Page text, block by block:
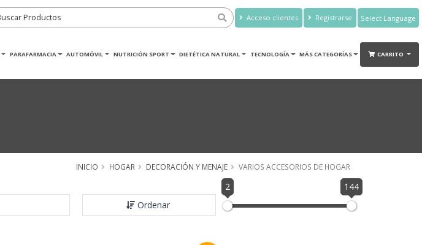
Acceso clientes Registrarse
Translate
PARAFARMACIA AUTOMÓVIL NUTRICIÓN SPORT DIETÉTICA NATURAL TECNOLOGÍA MÁS CATEGORÍAS CARRITO
INICIO HOGAR DECORACIÓN Y MENAJE VARIOS ACCESORIOS DE HOGAR
Ordenar
2 144